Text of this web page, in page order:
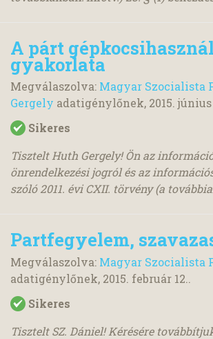
A párt
gyakorlata
Megválaszolva: Magyar Szocialista
Gergely adatigénylőnek, 2015.
Sikeres
Tisztelt Huth Gergely! Ön az
önrendelkezési jogról és az
szóló 2011. évi CXII. törvény (a
Partfegyelem,
Megválaszolva: Magyar Szocialista
adatigénylőnek, 2015. február 12..
Sikeres
Tisztelt SZ. Dániel! Kérésére